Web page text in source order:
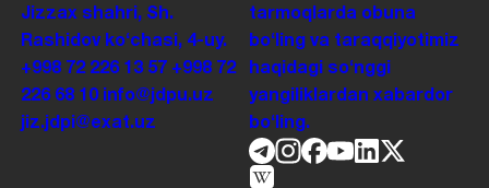
Jizzax shahri, Sh.
Rashidov koʻchasi, 4-uy.
+998 72 226 13 57 +998 72
226 68 10
info@jdpu.uz
jiz.jdpi@exat.uz
tarmoqlarda obuna
boʻling va taraqqiyotimiz
haqidagi soʻnggi
yangiliklardan xabardor
boʻling.